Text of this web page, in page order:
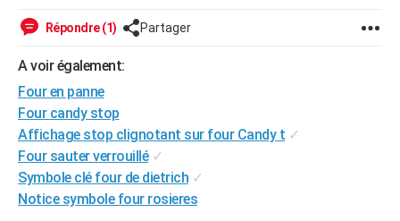
Guides de France
Escapades
Patrimoine
Expositions
Musées
Week-end nature
LIFESTYLE
SANTE
Alimentation
Guide de la santé
Maladies
Médicaments
Sommeil
VOYAGE
Destinations
City break
Voyage nature
Voyage de noces
Forum
Climat
PHOTO
GUIDES D'ACHAT
BONS PLANS
Répondre (1) Partager
A voir également:
Four en panne
Four candy stop
Affichage stop clignotant sur four Candy t ✓
Four sauter verrouillé ✓
Symbole clé four de dietrich ✓
Notice symbole four rosieres